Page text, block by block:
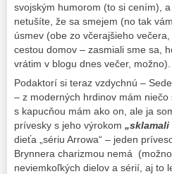
svojským humorom (to si cením),
netušíte, že sa smejem (no tak
úsmev (obe zo včerajšieho
cestou domov – zasmiali sme sa,
vrátim v blogu dnes večer, možno).
Podaktorí si teraz vzdychnú –
– z moderných hrdinov mám
s kapucňou mám ako on, ale ja
prívesky s jeho výrokom
dieťa „sériu Arrowa“ – jeden
Brynnera charizmou nemá
neviemkoľkých dielov a sérií, aj to